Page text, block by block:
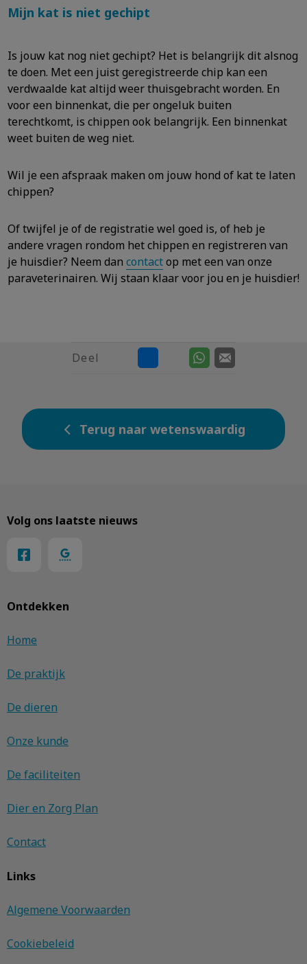
Mijn kat is niet gechipt
Is jouw kat nog niet gechipt? Het is belangrijk dit alsnog
te doen. Met een juist geregistreerde chip kan een
verdwaalde kat altijd weer thuisgebracht worden. En
voor een binnenkat, die per ongeluk buiten
terechtkomt, is chippen ook belangrijk. Een binnenkat
weet buiten de weg niet.
Wil je een afspraak maken om jouw hond of kat te laten
chippen?
Of twijfel je of de registratie wel goed is, of heb je
andere vragen rondom het chippen en registreren van
je huisdier? Neem dan contactop met een van onze
paraveterinairen. Wij staan klaar voor jou en je huisdier!
Deel
Terug naar wetenswaardig
Ontdekken
Home
De praktijk
De dieren
Onze kunde
De faciliteiten
Dier en Zorg Plan
Contact
Links
Algemene Voorwaarden
Cookiebeleid
Volg ons laatste nieuws